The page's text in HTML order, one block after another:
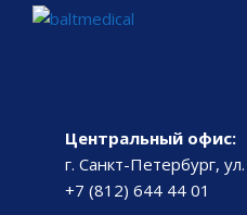
Центральный офис:
г. Санкт-Петербург,
+7 (812) 644 44 01